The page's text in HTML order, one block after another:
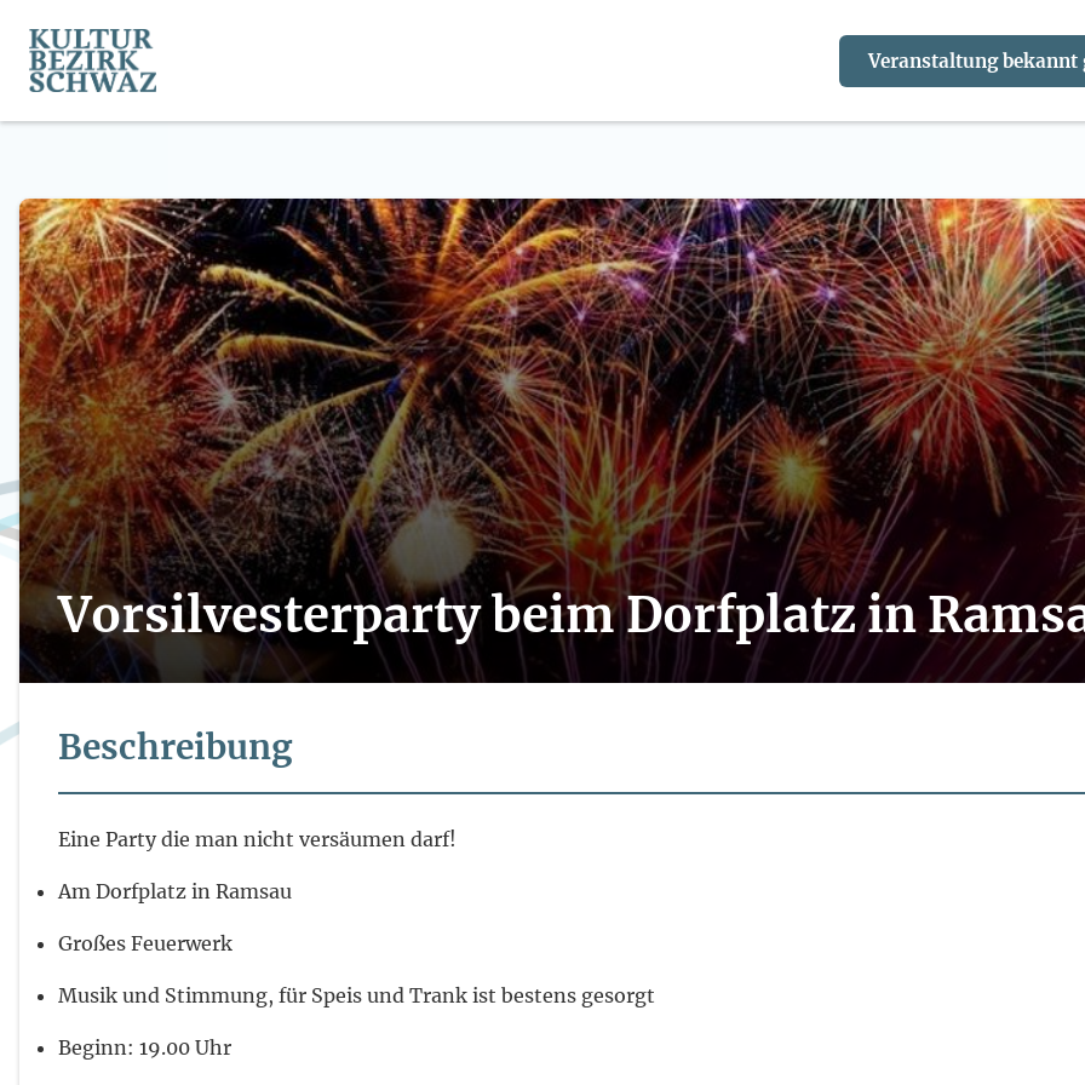
Veranstaltung bekannt
Vorsilvesterparty beim Dorfplatz in
Beschreibung
Eine Party die man nicht versäumen darf!
Am Dorfplatz in Ramsau
Großes Feuerwerk
Musik und Stimmung, für Speis und Trank ist bestens gesorgt
Beginn: 19.00 Uhr